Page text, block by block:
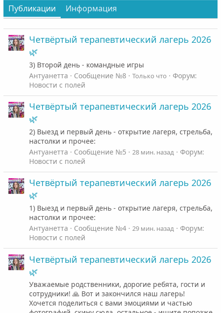
Публикации Информация
Четвёртый терапевтический лагерь 2026
🌿
3) Второй день - командные игры
Антуанетта
Сообщение №8 Только что
Форум:
Новости с полей
Четвёртый терапевтический лагерь 2026
🌿
2) Выезд и первый день - открытие лагеря, стрельба,
настолки и прочее:
Антуанетта
Сообщение №5 28 мин. назад
Форум:
Новости с полей
Четвёртый терапевтический лагерь 2026
🌿
1) Выезд и первый день - открытие лагеря, стрельба,
настолки и прочее:
Антуанетта
Сообщение №4 29 мин. назад
Форум:
Новости с полей
Четвёртый терапевтический лагерь 2026
🌿
Уважаемые родственники, дорогие ребята, гости и
сотрудники! 🙏 Вот и закончился наш лагерь!
Хочется поделиться с вами эмоциями и частью